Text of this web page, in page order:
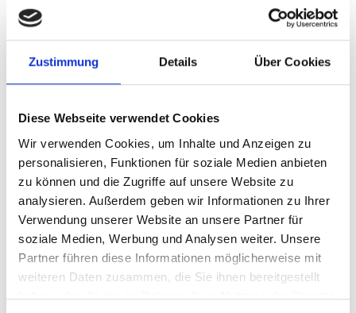
Zustimmung Details Über Cookies
Diese Webseite verwendet Cookies
Wir verwenden Cookies, um Inhalte und Anzeigen zu
personalisieren, Funktionen für soziale Medien anbieten
zu können und die Zugriffe auf unsere Website zu
analysieren. Außerdem geben wir Informationen zu Ihrer
Verwendung unserer Website an unsere Partner für
soziale Medien, Werbung und Analysen weiter. Unsere
Partner führen diese Informationen möglicherweise mit
weiteren Daten zusammen, die Sie ihnen bereitgestellt
haben oder die sie im Rahmen Ihrer Nutzung der Dienste
Landwirtschaft im Umfang von 100 Mio. EUR.
Diese Initiative soll Landwirte dabei unterstützen,
den wirtschaftlichen, sozialen und ökologischen
In Armenien werden die Kapazitäten der
armenischen Zentralbank in Bezug auf grüne
Finanzierungsinstrumente und das Management
von Klimarisiken gestärkt. Ziel ist es, dieses
Wissen an den armenischen Finanzsektor
weiterzugeben – u. a. durch die Entwicklung einer
Positivliste förderungswürdiger grüner
Investitionen sowie von Instrumenten, die von
zwischengeschalteten Instituten genutzt werden
können.